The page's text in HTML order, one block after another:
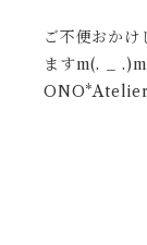
ご不便おか
ますm(. _ .)m